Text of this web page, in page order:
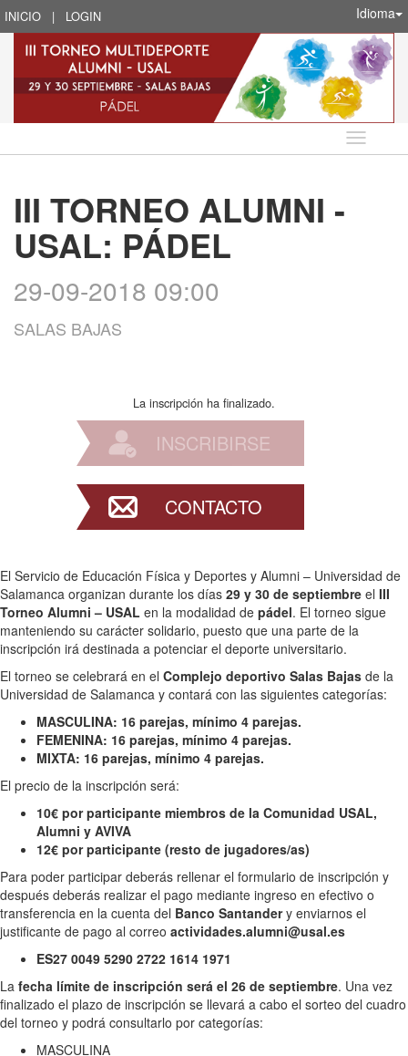
INICIO | LOGIN Idioma
Idioma
III TORNEO ALUMNI -
USAL: PÁDEL
29-09-2018 09:00
SALAS BAJAS
La inscripción ha finalizado.
INSCRIBIRSE
CONTACTO
El Servicio de Educación Física y Deportes y Alumni – Universidad de
Salamanca organizan durante los días 29 y 30 de septiembre el III
Torneo Alumni – USAL en la modalidad de pádel. El torneo sigue
manteniendo su carácter solidario, puesto que una parte de la
inscripción irá destinada a potenciar el deporte universitario.
El torneo se celebrará en el Complejo deportivo Salas Bajas de la
Universidad de Salamanca y contará con las siguientes categorías:
MASCULINA: 16 parejas, mínimo 4 parejas.
FEMENINA: 16 parejas, mínimo 4 parejas.
MIXTA: 16 parejas, mínimo 4 parejas.
El precio de la inscripción será:
10€ por participante miembros de la Comunidad USAL,
Alumni y AVIVA
12€ por participante (resto de jugadores/as)
Para poder participar deberás rellenar el formulario de inscripción y
después deberás realizar el pago mediante ingreso en efectivo o
transferencia en la cuenta del Banco Santandery enviarnos el
justificante de pago al correo actividades.alumni@usal.es
ES27 0049 5290 2722 1614 1971
La fecha límite de inscripción será el 26 de septiembre. Una vez
finalizado el plazo de inscripción se llevará a cabo el sorteo del cuadro
del torneo y podrá consultarlo por categorías:
MASCULINA